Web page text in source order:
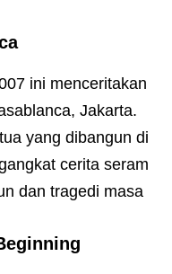
ini menceritakan
Jakarta.
yang dibangun di
cerita seram
dan tragedi masa